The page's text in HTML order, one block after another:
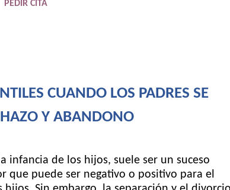
PEDIR CITA
CUANDO LOS PADRES SE
Y ABANDONO
infancia de los hijos, suele ser un suceso
puede ser negativo o positivo para el